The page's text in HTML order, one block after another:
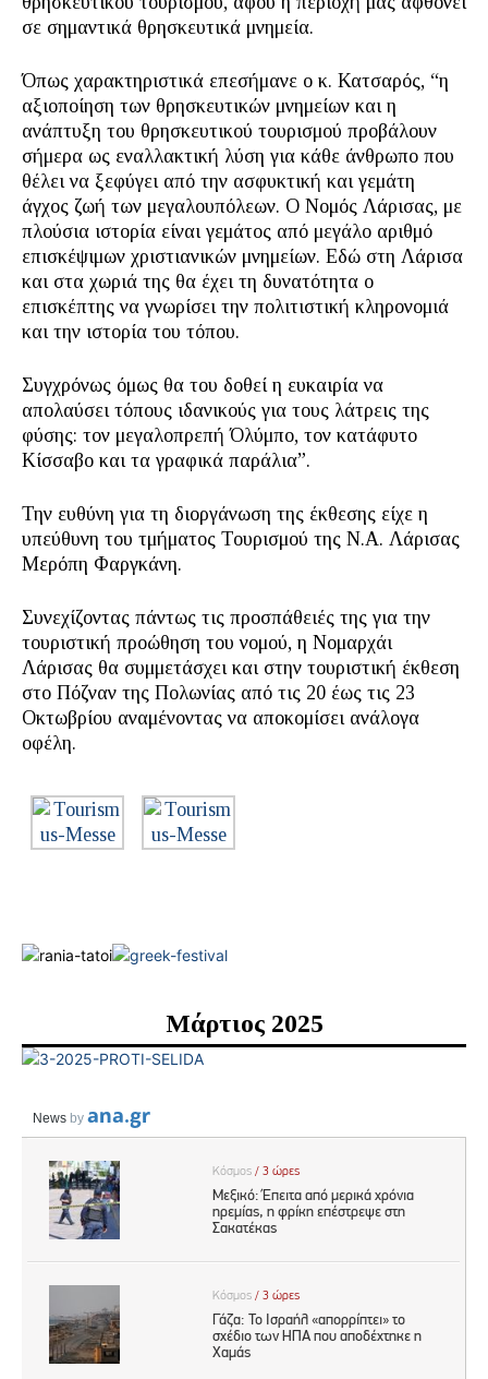
σε σημαντικά θρησκευτικά μνημεία.
Όπως χαρακτηριστικά επεσήμανε ο κ. Κατσαρός, “η
αξιοποίηση των θρησκευτικών μνημείων και η
ανάπτυξη του θρησκευτικού τουρισμού προβάλουν
σήμερα ως εναλλακτική λύση για κάθε άνθρωπο που
θέλει να ξεφύγει από την ασφυκτική και γεμάτη
άγχος ζωή των μεγαλουπόλεων. Ο Νομός Λάρισας, με
πλούσια ιστορία είναι γεμάτος από μεγάλο αριθμό
επισκέψιμων χριστιανικών μνημείων. Εδώ στη Λάρισα
και στα χωριά της θα έχει τη δυνατότητα ο
επισκέπτης να γνωρίσει την πολιτιστική κληρονομιά
και την ιστορία του τόπου.
Συγχρόνως όμως θα του δοθεί η ευκαιρία να
απολαύσει τόπους ιδανικούς για τους λάτρεις της
φύσης: τον μεγαλοπρεπή Όλύμπο, τον κατάφυτο
Κίσσαβο και τα γραφικά παράλια”.
Την ευθύνη για τη διοργάνωση της έκθεσης είχε η
υπεύθυνη του τμήματος Τουρισμού της Ν.Α. Λάρισας
Μερόπη Φαργκάνη.
Συνεχίζοντας πάντως τις προσπάθειές της για την
τουριστική προώθηση του νομού, η Νομαρχάι
Λάρισας θα συμμετάσχει και στην τουριστική έκθεση
στο Πόζναν της Πολωνίας από τις 20 έως τις 23
Οκτωβρίου αναμένοντας να αποκομίσει ανάλογα
οφέλη.
Μάρτιος 2025